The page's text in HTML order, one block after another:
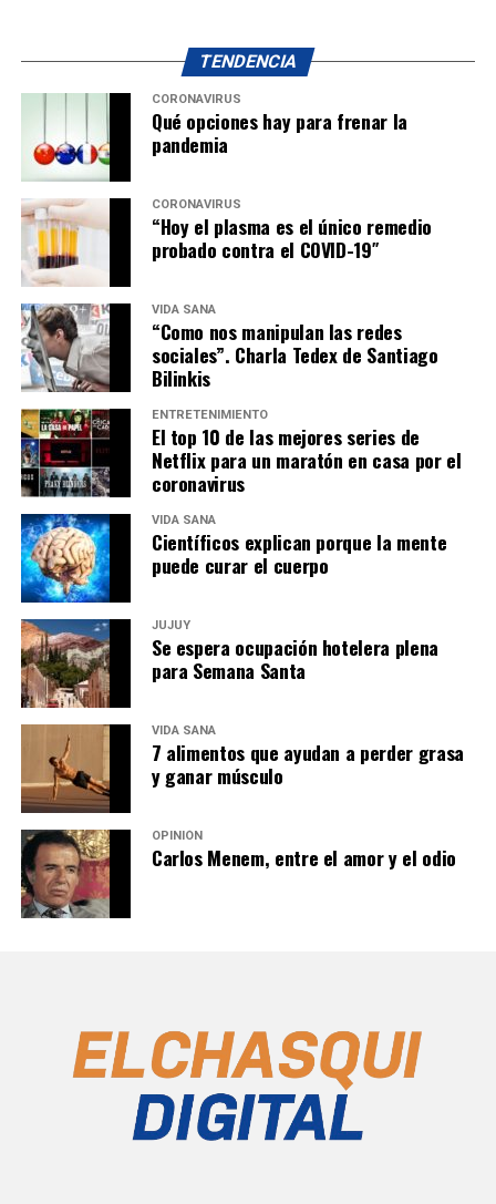
TENDENCIA
CORONAVIRUS
Qué opciones hay para frenar la
pandemia
CORONAVIRUS
“Hoy el plasma es el único remedio
probado contra el COVID-19″
VIDA SANA
“Como nos manipulan las redes
sociales”. Charla Tedex de Santiago
Bilinkis
ENTRETENIMIENTO
El top 10 de las mejores series de
Netflix para un maratón en casa por el
coronavirus
VIDA SANA
Científicos explican porque la mente
puede curar el cuerpo
JUJUY
Se espera ocupación hotelera plena
para Semana Santa
VIDA SANA
7 alimentos que ayudan a perder grasa
y ganar músculo
OPINIÓN
Carlos Menem, entre el amor y el odio